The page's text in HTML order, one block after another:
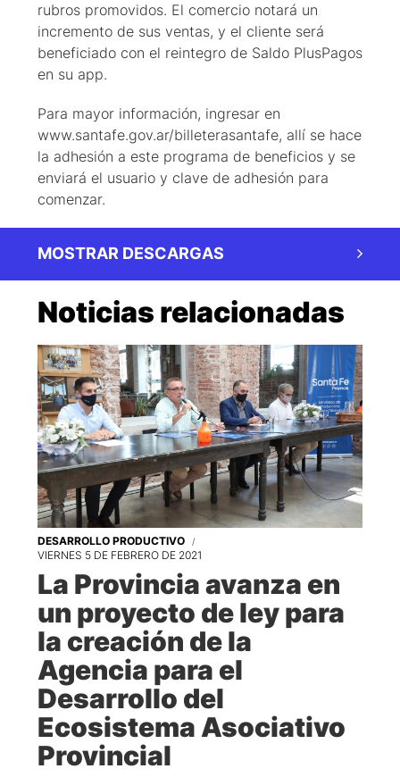
rubros promovidos. El comercio notará un
incremento de sus ventas, y el cliente será
beneficiado con el reintegro de Saldo PlusPagos
en su app.
Para mayor información, ingresar en
www.santafe.gov.ar/billeterasantafe, allí se hace
la adhesión a este programa de beneficios y se
enviará el usuario y clave de adhesión para
comenzar.
MOSTRAR DESCARGAS
Noticias relacionadas
DESARROLLO PRODUCTIVO
VIERNES 5 DE FEBRERO DE 2021
La Provincia avanza en
un proyecto de ley para
la creación de la
Agencia para el
Desarrollo del
Ecosistema Asociativo
Provincial